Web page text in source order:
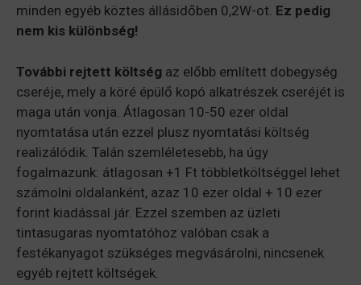
minden egyéb köztes állásidőben 0,2W-ot. Ez pedig
nem kis különbség!
További rejtett költség az előbb említett dobegység
cseréje, mely a köré épülő kopó alkatrészek cseréjét is
maga után vonja. Átlagosan 10-50 ezer oldal
nyomtatása után ezzel plusz nyomtatási költség
realizálódik. Talán szemléletesebb, ha úgy
fogalmazunk: átlagosan +1 Ft többletköltséggel lehet
számolni oldalanként, azaz 10 ezer oldal + 10 ezer
forint kiadással jár. Ezzel szemben az üzleti
tintasugaras nyomtatóhoz valóban csak a
festékanyagot szükséges megvásárolni, nincsenek
egyéb rejtett költségek.